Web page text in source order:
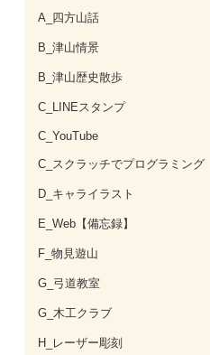
A_四方山話
B_津山情景
B_津山歴史散歩
C_LINEスタンプ
C_YouTube
C_スクラッチでプログラミング
D_キャライラスト
E_Web【備忘録】
F_物見遊山
G_弓道教室
G_木工クラブ
H_レーザー彫刻